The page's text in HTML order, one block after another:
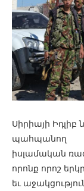
Սիրիայի Իդլիբ
պահպանող
իսլամական
որոնք որոշ
եւ